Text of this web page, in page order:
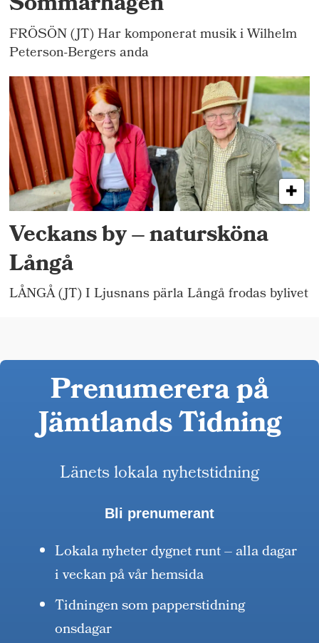
FRÖSÖN (JT) Har komponerat musik i Wilhelm
Peterson-Bergers anda
Veckans by – natursköna
Långå
LÅNGÅ (JT) I Ljusnans pärla Långå frodas bylivet
Prenumerera på
Jämtlands Tidning
Länets lokala nyhetstidning
Bli prenumerant
Lokala nyheter dygnet runt – alla dagar
i veckan på vår hemsida
Tidningen som papperstidning
onsdagar